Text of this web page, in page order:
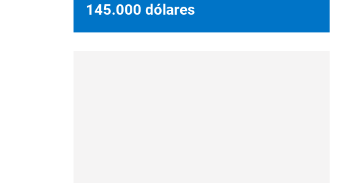
145.000 dólares